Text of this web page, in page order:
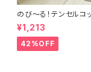
のび〜る！テンセルコ
ル・ピローカバー
43×63cm
¥1,213
42%OFF